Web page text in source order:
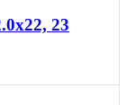
23